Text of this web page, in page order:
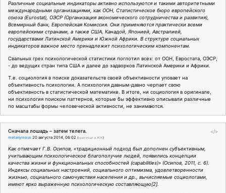
Различные социальные индикаторы активно используются и такими авторитетными
международными организациями, как ООН, Статистическое бюро европейского
союза (Eurostat), ОЭСР (Организация экономического сотрудничества и развития),
Всемирный банк, Европейская Комиссия. Они применяются практически всеми
европейскими странами, а также США, Канадой, Японией, Австралией,
государствами Латинской Америки и Южной Африки. В структуре социальных
индикаторов важное место принадлежит психологическим компонентам.
Свальных грех психологической статистики поглотил всех: от ООН, Евростата, ОЭСР,
- до ведущих стран типа США и далее до задворков Латинской Америки и Африки.
Т.е. социология в поиске доказательств своей объективности уповает на
объективность психологии. А психология давным-давно черпает свою
объективность в статистической математике. В итоге, ни социология в оригинале,
ни психология поиском паттернов, которые бы эффективно описывали различные
по масштабы формы человеческой активности, не занимаются.
</>
Сначала лошадь – затем телега.
metanymous 20 августа 2014, 06:02 (оригинал в ЖЖ)
Как отмечает Г.В. Осипов, «традиционный подход был дополнен субъективным,
учитывающим психологическое благополучие людей, появились концепции
качества жизни и функциональных способностей (capabilities)» (Осипов, 2011, с. 6).
Индексы социальных настроений, социального оптимизма, удовлетворенности
жизнью, социального самочувствия населения и др., вычисляемые социологами,
имеют ярко выраженную психологическую составляющую[2].